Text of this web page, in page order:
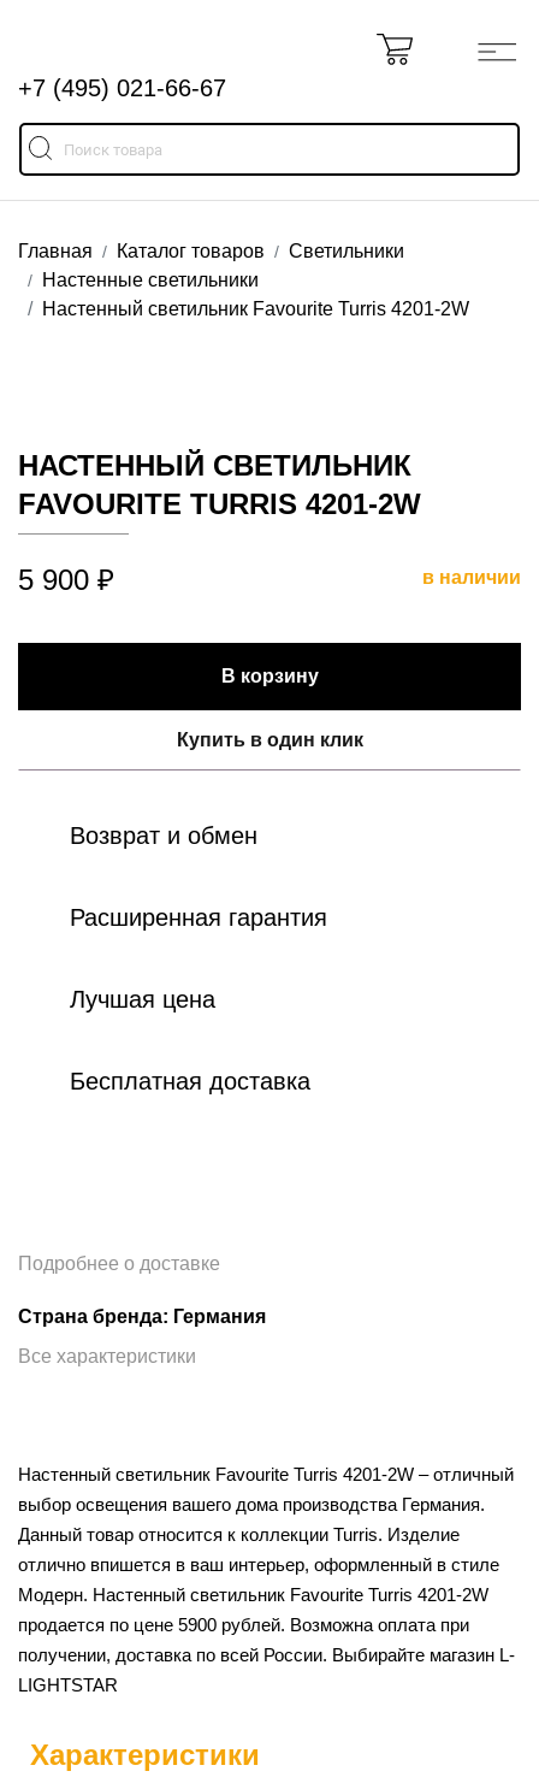
+7 (495) 021-66-67
Главная Каталог товаров
Светильники
Настенные светильники
Настенный светильник Favourite Turris 4201-2W
НАСТЕННЫЙ СВЕТИЛЬНИК
FAVOURITE TURRIS 4201-2W
5 900 ₽ в наличии
В корзину
Купить в один клик
Возврат и обмен
Расширенная гарантия
Лучшая цена
Бесплатная доставка
Подробнее о доставке
Страна бренда: Германия
Все характеристики
Настенный светильник Favourite Turris 4201-2W – отличный
выбор освещения вашего дома производства Германия.
Данный товар относится к коллекции Turris. Изделие
отлично впишется в ваш интерьер, оформленный в стиле
Модерн. Настенный светильник Favourite Turris 4201-2W
продается по цене 5900 рублей. Возможна оплата при
получении, доставка по всей России. Выбирайте магазин L-
LIGHTSTAR
Характеристики